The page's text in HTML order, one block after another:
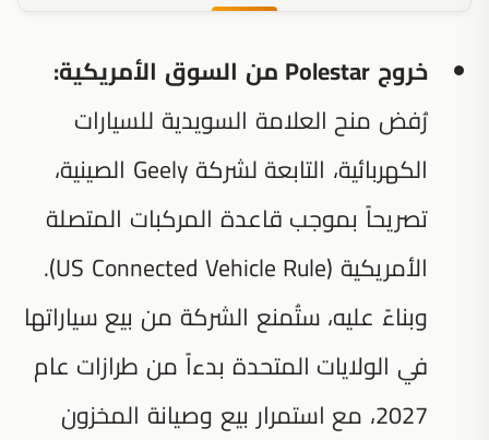
خروج Polestar من السوق الأمريكية:
رُفض منح العلامة السويدية للسيارات
الكهربائية، التابعة لشركة Geely الصينية،
تصريحاً بموجب قاعدة المركبات المتصلة
الأمريكية (US Connected Vehicle Rule).
وبناءً عليه، ستُمنع الشركة من بيع سياراتها
في الولايات المتحدة بدءاً من طرازات عام
2027، مع استمرار بيع وصيانة المخزون